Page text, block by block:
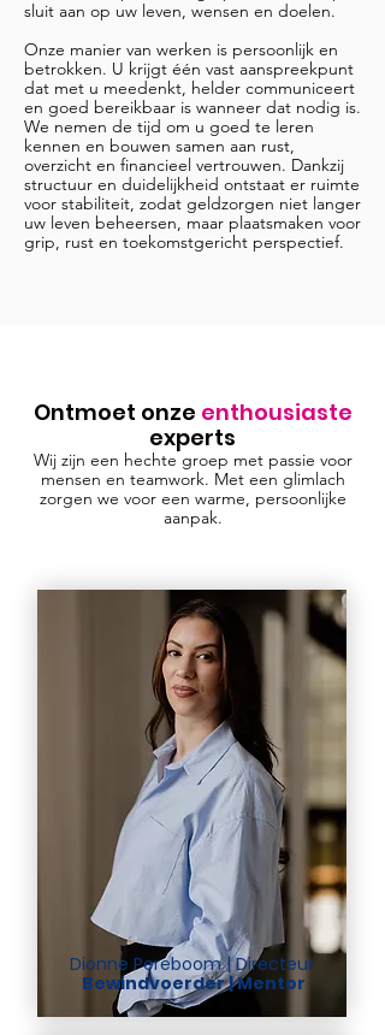
sluit aan op uw leven, wensen en doelen.
Onze manier van werken is persoonlijk en
betrokken. U krijgt één vast aanspreekpunt
dat met u meedenkt, helder communiceert
en goed bereikbaar is wanneer dat nodig is.
We nemen de tijd om u goed te leren
kennen en bouwen samen aan rust,
overzicht en financieel vertrouwen. Dankzij
structuur en duidelijkheid ontstaat er ruimte
voor stabiliteit, zodat geldzorgen niet langer
uw leven beheersen, maar plaatsmaken voor
grip, rust en toekomstgericht perspectief.
Ontmoet onze enthousiaste
experts
Wij zijn een hechte groep met passie voor
mensen en teamwork. Met een glimlach
zorgen we voor een warme, persoonlijke
aanpak.
Dionne Pereboom | Directeur
Bewindvoerder | Mentor